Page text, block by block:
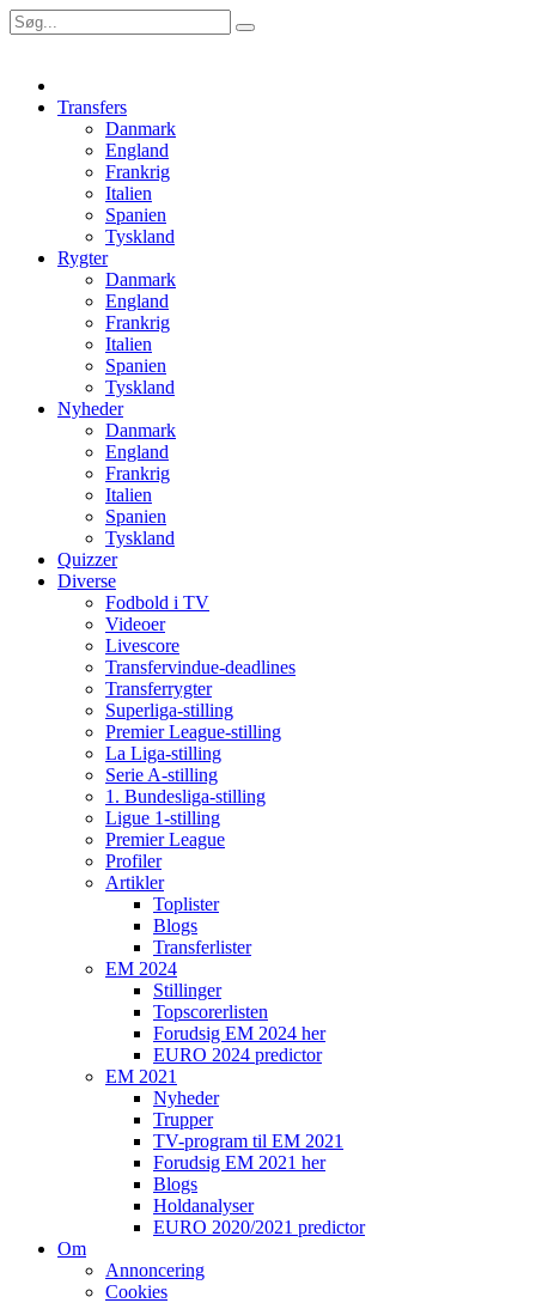
Transfers
Danmark
England
Frankrig
Italien
Spanien
Tyskland
Rygter
Danmark
England
Frankrig
Italien
Spanien
Tyskland
Nyheder
Danmark
England
Frankrig
Italien
Spanien
Tyskland
Quizzer
Diverse
Fodbold i TV
Videoer
Livescore
Transfervindue-deadlines
Transferrygter
Superliga-stilling
Premier League-stilling
La Liga-stilling
Serie A-stilling
1. Bundesliga-stilling
Ligue 1-stilling
Premier League
Profiler
Artikler
Toplister
Blogs
Transferlister
EM 2024
Stillinger
Topscorerlisten
Forudsig EM 2024 her
EURO 2024 predictor
EM 2021
Nyheder
Trupper
TV-program til EM 2021
Forudsig EM 2021 her
Blogs
Holdanalyser
EURO 2020/2021 predictor
Om
Annoncering
Cookies